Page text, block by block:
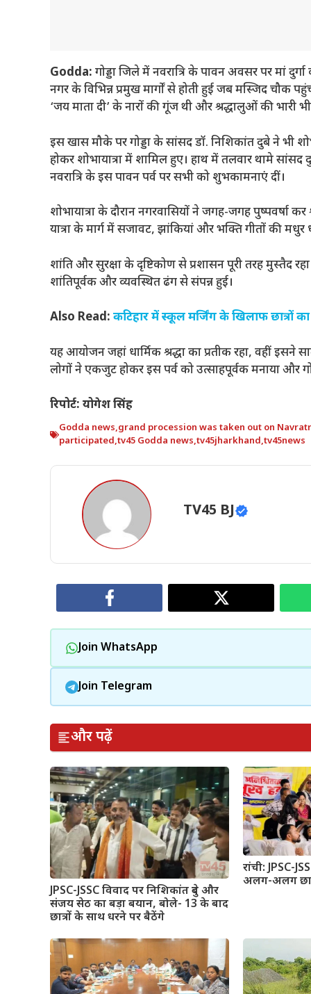
Godda: गोड्डा जिले में नवरात्रि के पावन अवसर पर मां
नगर के विभिन्न प्रमुख मार्गों से होती हुई जब मस्जिद
‘जय माता दी’ के नारों की गूंज थी और श्रद्धालुओं की भारी
इस खास मौके पर गोड्डा के सांसद डॉ. निशिकांत दुबे ने भी
होकर शोभायात्रा में शामिल हुए। हाथ में तलवार थामे
नवरात्रि के इस पावन पर्व पर सभी को शुभकामनाएं दीं।
शोभायात्रा के दौरान नगरवासियों ने जगह-जगह पुष्पवर्षा
यात्रा के मार्ग में सजावट, झांकियां और भक्ति गीतों की मधुर
शांति और सुरक्षा के दृष्टिकोण से प्रशासन पूरी तरह मुस्तैद
शांतिपूर्वक और व्यवस्थित ढंग से संपन्न हुई।
Also Read: कटिहार में स्कूल मर्जिंग के खिलाफ छात्रों
यह आयोजन जहां धार्मिक श्रद्धा का प्रतीक रहा, वहीं
लोगों ने एकजुट होकर इस पर्व को उत्साहपूर्वक मनाया और
रिपोर्ट: योगेश सिंह
Godda news,grand procession was taken out on
participated,tv45 Godda news,tv45jharkhand,tv45news
TV45 BJ
Join WhatsApp
Join Telegram
और पढ़ें
JPSC-JSSC विवाद पर निशिकांत दुबे और
संजय सेठ का बड़ा बयान, बोले- 13 के बाद
छात्रों के साथ धरने पर बैठेंगे
रांची: JPSC-
अलग-अलग